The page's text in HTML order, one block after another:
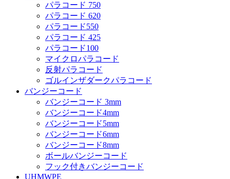
パラコード 750
パラコード 620
パラコード550
パラコード 425
パラコード100
マイクロパラコード
反射パラコード
ゴルインザダークパラコード
バンジーコード
バンジーコード 3mm
バンジーコード4mm
バンジーコード5mm
バンジーコード6mm
バンジーコード8mm
ボールバンジーコード
フック付きバンジーコード
UHMWPE